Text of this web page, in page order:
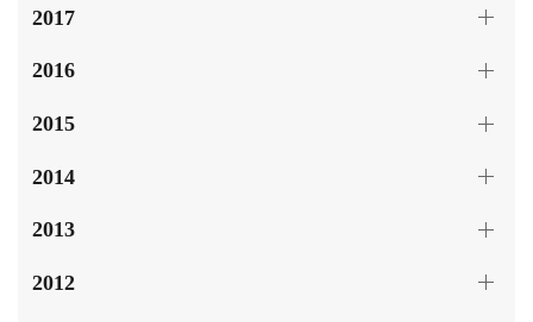
2017
2016
2015
2014
2013
2012